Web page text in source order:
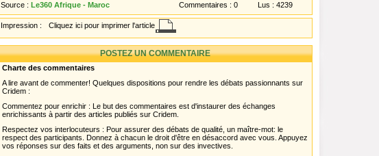
Source : Le360 Afrique - Maroc Commentaires : 0 Lus : 4239
Impression : Cliquez ici pour imprimer l'article
POSTEZ UN COMMENTAIRE
Charte des commentaires
A lire avant de commenter! Quelques dispositions pour rendre les débats passionnants sur
Cridem :
Commentez pour enrichir : Le but des commentaires est d'instaurer des échanges
enrichissants à partir des articles publiés sur Cridem.
Respectez vos interlocuteurs : Pour assurer des débats de qualité, un maître-mot: le
respect des participants. Donnez à chacun le droit d'être en désaccord avec vous. Appuyez
vos réponses sur des faits et des arguments, non sur des invectives.